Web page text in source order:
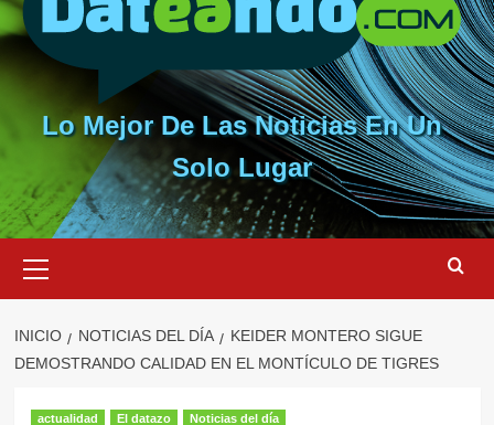
Lo Mejor De Las Noticias En Un
Solo Lugar
primario
INICIO NOTICIAS DEL DÍA
KEIDER MONTERO SIGUE
DEMOSTRANDO CALIDAD EN EL MONTÍCULO DE TIGRES
actualidad El datazo Noticias del día